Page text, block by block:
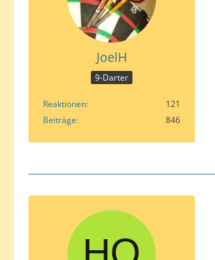
JoelH
9-Darter
Reaktionen
121
Beiträge
846